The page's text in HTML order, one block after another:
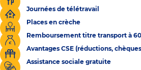
Journées de télétravail
Places en crèche
Remboursement titre transport à
Avantages CSE (réductions,
Assistance sociale gratuite